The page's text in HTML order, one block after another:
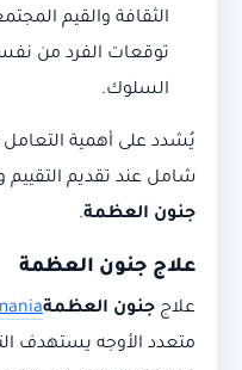
الثقافة والقيم
توقعات الفرد من
السلوك.
يُشدد على أهمية
شامل عند تقديم التقييم
جنون العظمة.
علاج جنون العظمة
علاج جنون العظمة
متعدد الأوجه يستهدف